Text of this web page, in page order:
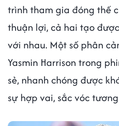
trình tham gia đóng thế
thuận lợi, cả hai tạo
với nhau. Một số phân
Yasmin Harrison trong
sẻ, nhanh chóng được
sự hợp vai, sắc vóc